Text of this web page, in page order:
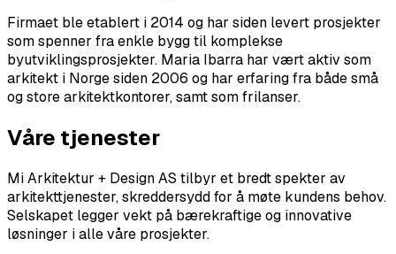
Firmaet ble etablert i 2014 og har siden levert prosjekter
som spenner fra enkle bygg til komplekse
byutviklingsprosjekter. Maria Ibarra har vært aktiv som
arkitekt i Norge siden 2006 og har erfaring fra både små
og store arkitektkontorer, samt som frilanser.
Våre tjenester
Mi Arkitektur + Design AS tilbyr et bredt spekter av
arkitekttjenester, skreddersydd for å møte kundens behov.
Selskapet legger vekt på bærekraftige og innovative
løsninger i alle våre prosjekter.